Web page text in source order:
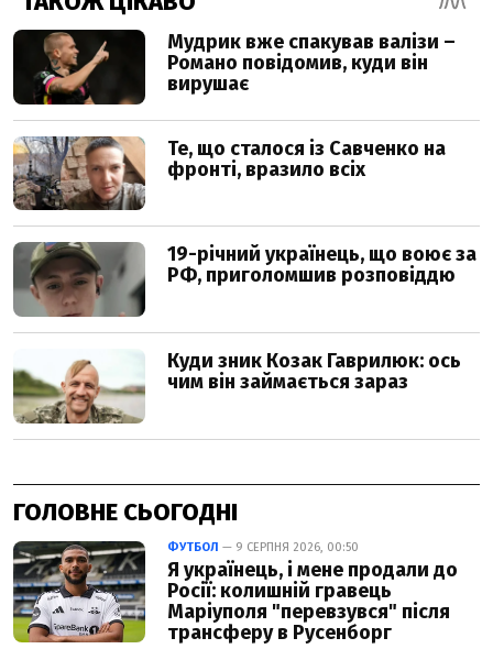
ГОЛОВНЕ СЬОГОДНІ
ФУТБОЛ — 9 СЕРПНЯ 2026, 00:50
Я українець, і мене продали до
Росії: колишній гравець
Маріуполя "перевзувся" після
трансферу в Русенборг